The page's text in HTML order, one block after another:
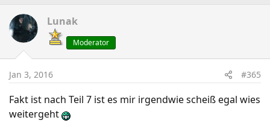
Lunak
Moderator
Jan 3, 2016 #365
Fakt ist nach Teil 7 ist es mir irgendwie scheiß egal wies
weitergeht